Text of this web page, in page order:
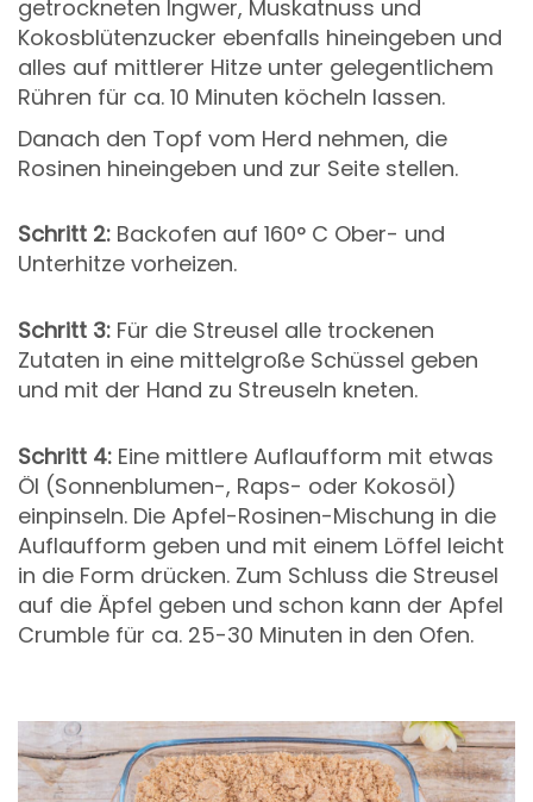
getrockneten Ingwer, Muskatnuss und
Kokosblütenzucker ebenfalls hineingeben und
alles auf mittlerer Hitze unter gelegentlichem
Rühren für ca. 10 Minuten köcheln lassen.
Danach den Topf vom Herd nehmen, die
Rosinen hineingeben und zur Seite stellen.
Schritt 2: Backofen auf 160° C Ober- und
Unterhitze vorheizen.
Schritt 3: Für die Streusel alle trockenen
Zutaten in eine mittelgroße Schüssel geben
und mit der Hand zu Streuseln kneten.
Schritt 4: Eine mittlere Auflaufform mit etwas
Öl (Sonnenblumen-, Raps- oder Kokosöl)
einpinseln. Die Apfel-Rosinen-Mischung in die
Auflaufform geben und mit einem Löffel leicht
in die Form drücken. Zum Schluss die Streusel
auf die Äpfel geben und schon kann der Apfel
Crumble für ca. 25-30 Minuten in den Ofen.